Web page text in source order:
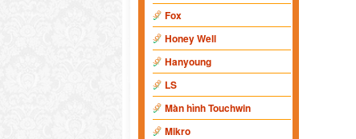
Fox
Honey Well
Hanyoung
LS
Màn hình Touchwin
Mikro